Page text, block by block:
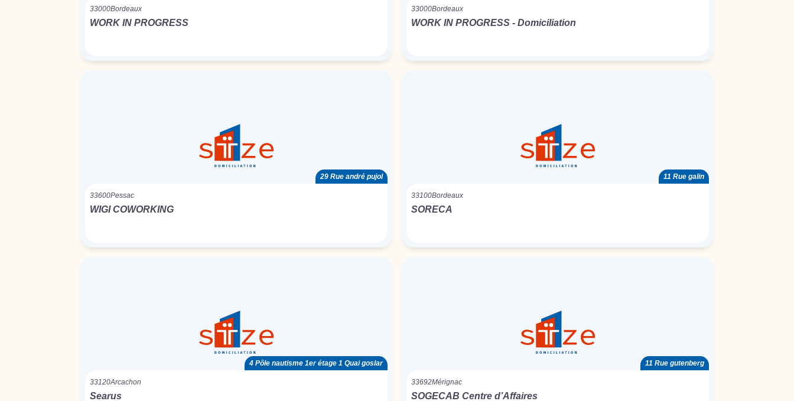
33000Bordeaux
WORK IN PROGRESS
33000Bordeaux
WORK IN PROGRESS - Domiciliation
29 Rue andré pujol
33600Pessac
WIGI COWORKING
11 Rue galin
33100Bordeaux
SORECA
4 Pôle nautisme 1er étage 1 Quai goslar
33120Arcachon
Searus
11 Rue gutenberg
33692Mérignac
SOGECAB Centre d’Affaires